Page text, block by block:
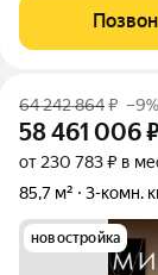
олимпийских
фигурного
64 242 864₽ –9%
58 461 006
от 230 783 ₽ в
85,7 м²
3-комн.
новостройка